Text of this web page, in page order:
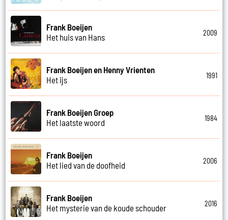
Frank Boeijen
Het huis van Hans
2009
Frank Boeijen en Henny Vrienten
Het ijs
1991
Frank Boeijen Groep
Het laatste woord
1984
Frank Boeijen
Het lied van de doofheid
2006
Frank Boeijen
Het mysterie van de koude schouder
2016